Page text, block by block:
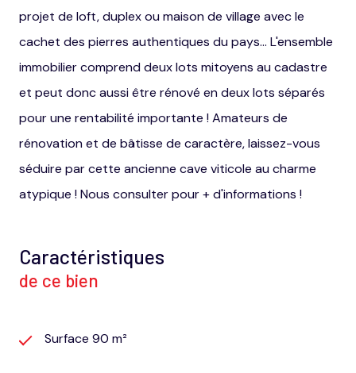
projet de loft, duplex ou maison de village avec le
cachet des pierres authentiques du pays... L'ensemble
immobilier comprend deux lots mitoyens au cadastre
et peut donc aussi être rénové en deux lots séparés
pour une rentabilité importante ! Amateurs de
rénovation et de bâtisse de caractère, laissez-vous
séduire par cette ancienne cave viticole au charme
atypique ! Nous consulter pour + d'informations !
Caractéristiques
de ce bien
Surface 90 m²